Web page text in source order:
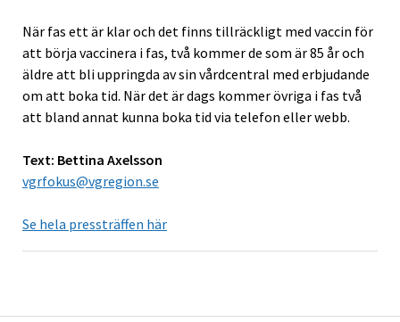
När fas ett är klar och det finns tillräckligt med vaccin för
att börja vaccinera i fas, två kommer de som är 85 år och
äldre att bli uppringda av sin vårdcentral med erbjudande
om att boka tid. När det är dags kommer övriga i fas två
att bland annat kunna boka tid via telefon eller webb.
Text: Bettina Axelsson
vgrfokus@vgregion.se
Se hela pressträffen här